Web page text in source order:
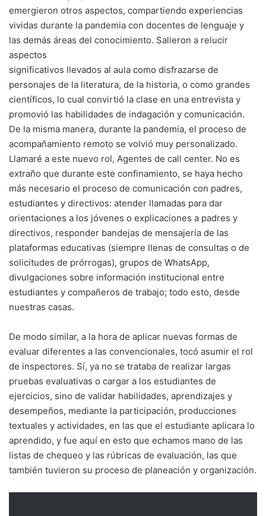
emergieron otros aspectos, compartiendo experiencias
vividas durante la pandemia con docentes de lenguaje y
las demás áreas del conocimiento. Salieron a relucir
aspectos
significativos llevados al aula como disfrazarse de
personajes de la literatura, de la historia, o como grandes
científicos, lo cual convirtió la clase en una entrevista y
promovió las habilidades de indagación y comunicación.
De la misma manera, durante la pandemia, el proceso de
acompañamiento remoto se volvió muy personalizado.
Llamaré a este nuevo rol, Agentes de call center. No es
extraño que durante este confinamiento, se haya hecho
más necesario el proceso de comunicación con padres,
estudiantes y directivos: atender llamadas para dar
orientaciones a los jóvenes o explicaciones a padres y
directivos, responder bandejas de mensajería de las
plataformas educativas (siempre llenas de consultas o de
solicitudes de prórrogas), grupos de WhatsApp,
divulgaciones sobre información institucional entre
estudiantes y compañeros de trabajo; todo esto, desde
nuestras casas.
De modo similar, a la hora de aplicar nuevas formas de
evaluar diferentes a las convencionales, tocó asumir el rol
de inspectores. Sí, ya no se trataba de realizar largas
pruebas evaluativas o cargar a los estudiantes de
ejercicios, sino de validar habilidades, aprendizajes y
desempeños, mediante la participación, producciones
textuales y actividades, en las que el estudiante aplicara lo
aprendido, y fue aquí en esto que echamos mano de las
listas de chequeo y las rúbricas de evaluación, las que
también tuvieron su proceso de planeación y organización.